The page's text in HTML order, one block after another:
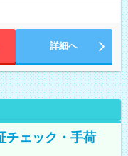
詳細へ
チェック・手荷